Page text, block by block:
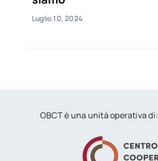
Luglio 10, 2024
OBCT è una unità operativa di: